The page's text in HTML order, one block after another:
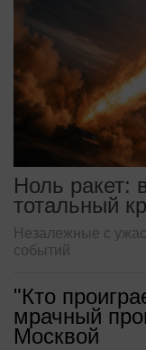
Ноль ракет:
тотальный
Незалежные с
событий
"Кто
мрачный
Москвой